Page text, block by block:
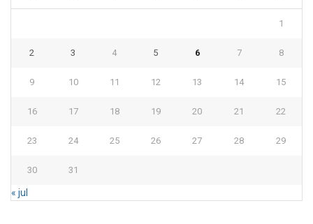
1
2 3 4 5 6 7 8
9 10 11 12 13 14 15
16 17 18 19 20 21 22
23 24 25 26 27 28 29
30 31
« jul